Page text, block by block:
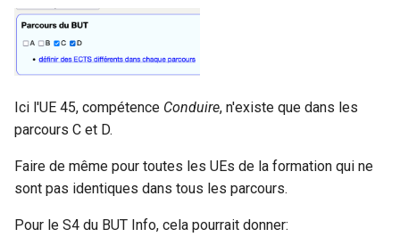
Ici l'UE 45, compétence Conduire, n'existe que dans les
parcours C et D.
Faire de même pour toutes les UEs de la formation qui ne
sont pas identiques dans tous les parcours.
Pour le S4 du BUT Info, cela pourrait donner: